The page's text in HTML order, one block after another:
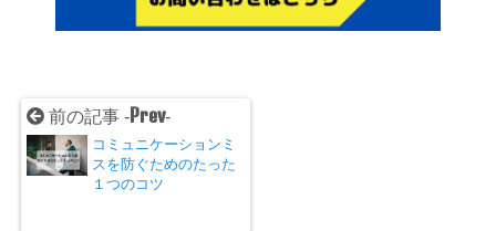
前の記事 -Prev-
コミュニケーションミ
スを防ぐためのたった
１つのコツ